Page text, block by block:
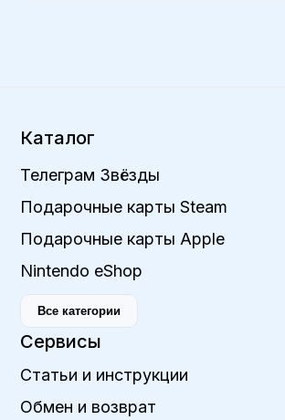
Каталог
Телеграм Звёзды
Подарочные карты Steam
Подарочные карты Apple
Nintendo eShop
Все категории
Сервисы
Статьи и инструкции
Обмен и возврат